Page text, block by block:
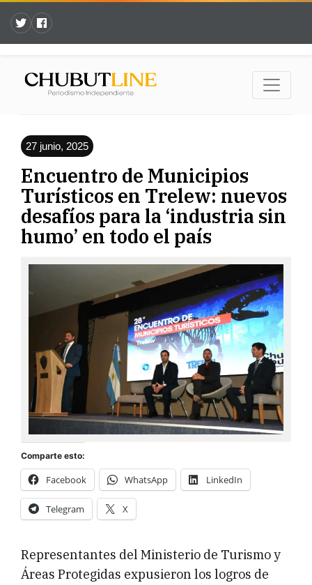
27 junio, 2025
Encuentro de Municipios
Turísticos en Trelew: nuevos
desafíos para la ‘industria sin
humo’ en todo el país
Comparte esto:
Facebook WhatsApp LinkedIn
Telegram X
Representantes del Ministerio de Turismo y
Áreas Protegidas expusieron los logros de